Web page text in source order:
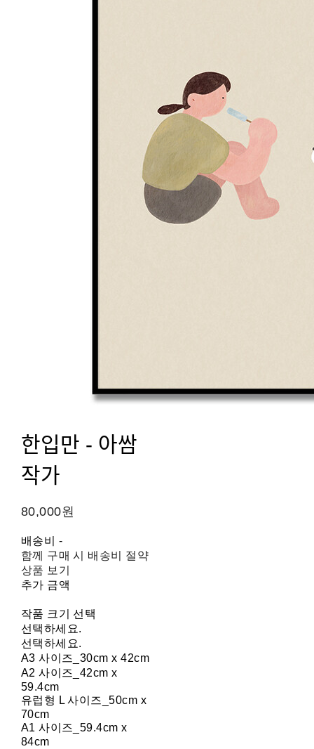
한입만 - 아쌈
작가
80,000원
배송비 -
함께 구매 시 배송비 절약
상품 보기
추가 금액
작품 크기 선택
선택하세요.
선택하세요.
A3 사이즈_30cm x 42cm
A2 사이즈_42cm x
59.4cm
유럽형 L 사이즈_50cm x
70cm
A1 사이즈_59.4cm x
84cm